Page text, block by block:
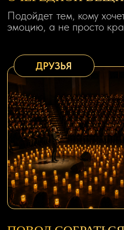
ОПЫТ, КОТОРЫЙ
ОСТАЕТСЯ ПОСЛЕ
ФИНАЛЬНОГО
АККОРДА